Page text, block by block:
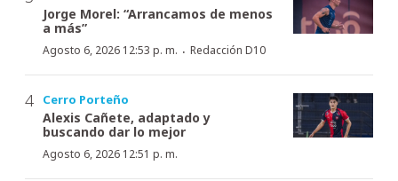
Jorge Morel: “Arrancamos de menos
a más”
Agosto 6, 2026 12:53 p. m. · Redacción D10
Cerro Porteño
Alexis Cañete, adaptado y
buscando dar lo mejor
Agosto 6, 2026 12:51 p. m.